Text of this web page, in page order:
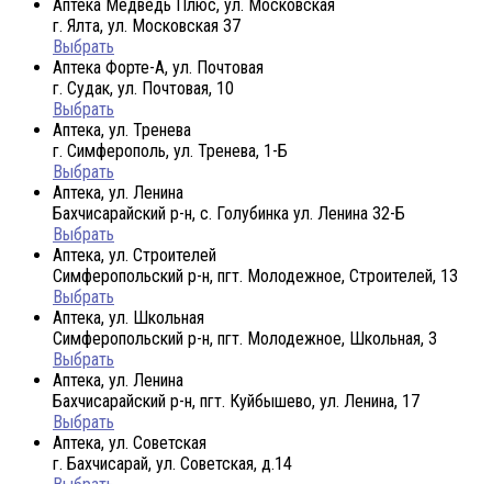
Аптека Медведь Плюс, ул. Московская
г. Ялта, ул. Московская 37
Выбрать
Аптека Форте-А, ул. Почтовая
г. Судак, ул. Почтовая, 10
Выбрать
Аптека, ул. Тренева
г. Симферополь, ул. Тренева, 1-Б
Выбрать
Аптека, ул. Ленина
Бахчисарайский р-н, с. Голубинка ул. Ленина 32-Б
Выбрать
Аптека, ул. Строителей
Симферопольский р-н, пгт. Молодежное, Строителей, 13
Выбрать
Аптека, ул. Школьная
Симферопольский р-н, пгт. Молодежное, Школьная, 3
Выбрать
Аптека, ул. Ленина
Бахчисарайский р-н, пгт. Куйбышево, ул. Ленина, 17
Выбрать
Аптека, ул. Советская
г. Бахчисарай, ул. Советская, д.14